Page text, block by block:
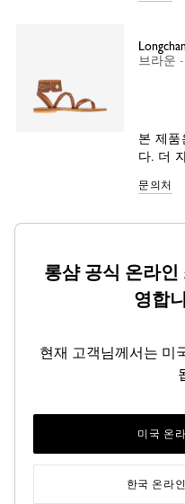
브라운
본 제품
다. 더
문의처
롱샴 공식 온라
영합
현재 고객님께서는 미
미국 온
한국 온라